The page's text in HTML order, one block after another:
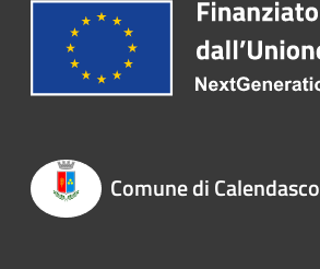
Comune di Calendasco